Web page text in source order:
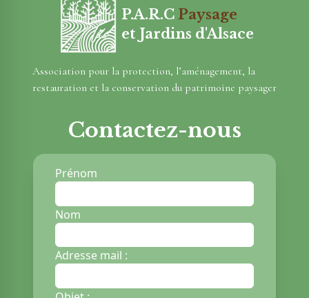
P.A.R.C Paysage
et Jardins d'Alsace
Association pour la protection, l’aménagement, la
restauration et la conservation du patrimoine paysager
Contactez-nous
Prénom
Nom
Adresse mail :